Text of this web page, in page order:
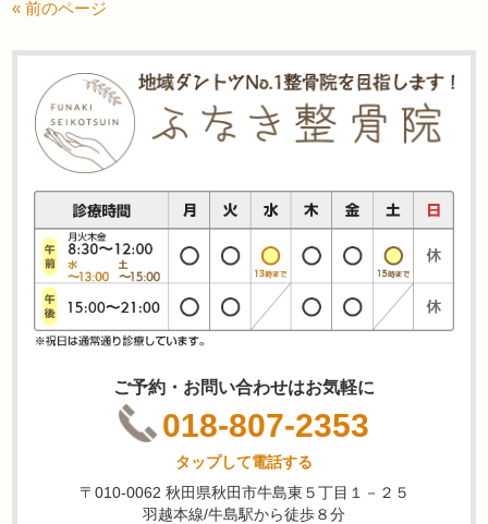
« 前のページ
ご予約・お問い合わせはお気軽に
018-807-2353
タップして電話する
〒010-0062 秋田県秋田市牛島東５丁目１－２５
羽越本線/牛島駅から徒歩８分